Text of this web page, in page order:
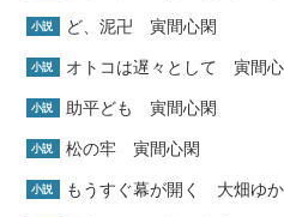
小説 ど、泥卍 寅間心閑
小説 オトコは遅々として 寅間
小説 助平ども 寅間心閑
小説 松の牢 寅間心閑
小説 もうすぐ幕が開く 大畑ゆ